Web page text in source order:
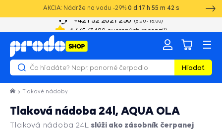
AKCIA: Nádrže na vodu -29% 0 d 17 h 55 m 42 s
+421 52 2021 250 8:00 - 16:00
(3489 overených recenzií)
Hľadať
Tlakové nádoby
Tlaková nádoba 24l, AQUA OLA
Tlaková nádoba 24L slúži ako zásobník čerpanej